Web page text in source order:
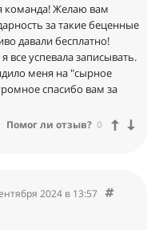
команда! Желаю вам
за такие беценные
давали бесплатно!
все успевала записывать.
меня на "сырное
спасибо вам за
Помог ли отзыв? 0
2024 в 13:57